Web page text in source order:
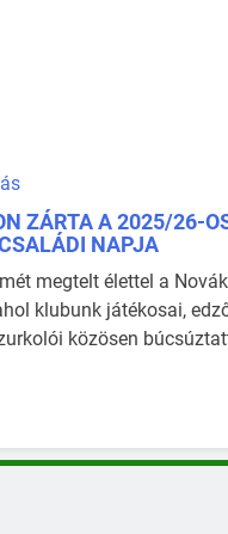
ZÁRTA A 2025/26-
NAPJA
megtelt élettel a
klubunk játékosai,
közösen